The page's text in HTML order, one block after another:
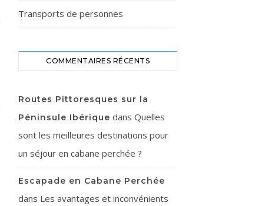
Transports de personnes
COMMENTAIRES RÉCENTS
Routes Pittoresques sur la
Péninsule Ibérique dans Quelles
sont les meilleures destinations pour
un séjour en cabane perchée ?
Escapade en Cabane Perchée
dans Les avantages et inconvénients